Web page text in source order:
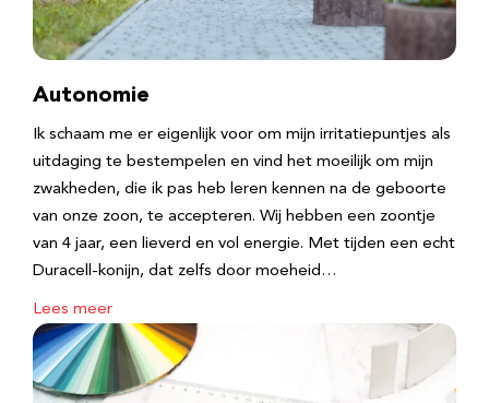
Autonomie
Ik schaam me er eigenlijk voor om mijn irritatiepuntjes als
uitdaging te bestempelen en vind het moeilijk om mijn
zwakheden, die ik pas heb leren kennen na de geboorte
van onze zoon, te accepteren. Wij hebben een zoontje
van 4 jaar, een lieverd en vol energie. Met tijden een echt
Duracell-konijn, dat zelfs door moeheid…
Lees meer